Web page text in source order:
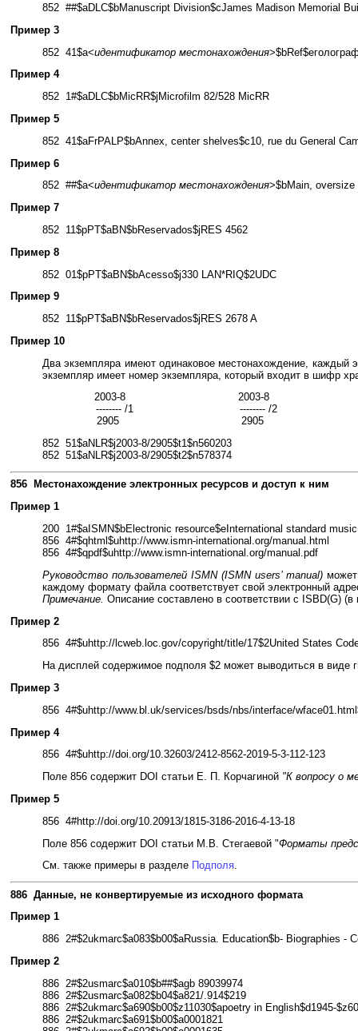
852 ##$aDLC$bManuscript Division$cJames Madison Memorial
Пример 3
852 41$a<идентификатор местонахождения
Пример 4
852 1#$aDLC$bMicRR$jMicrofilm 82/528 MicRR
Пример 5
852 41$aFrPALP$bAnnex, center shelves$c10, rue du General
Пример 6
852 ##$a<идентификатор местонахождения>$bMain, oversize
Пример 7
852 11$pPT$aBN$bReservados$jRES 4562
Пример 8
852 01$pPT$aBN$bAcesso$j330 LAN*RIQ$2UDC
Пример 9
852 11$pPT$aBN$bReservados$jRES 2678 A
Пример 10
Два экземпляра имеют одинаковое местонахождение, каждый
экземпляр имеет номер экземпляра, который входит в шифр
2003-8
-------- /1
2905
2003-8
-------- /2
2905
852 51$aNLR$j2003-8/2905$t1$n560203
852 51$aNLR$j2003-8/2905$t2$n578374
856 Местонахождение электронных ресурсов и доступ к ним
Пример 1
200 1#$aISMN$bElectronic resource$eInternational standard
856 4#$qhtml$uhttp://www.ismn-international.org/manual.html
856 4#$qpdf$uhttp://www.ismn-international.org/manual.pdf
Руководство пользователей ISMN (ISMN users’ manual)может
каждому формату файла соответствует свой электронный
Примечание. Описание составлено в соответствии с ISBD(G)
Пример 2
856 4#$uhttp://lcweb.loc.gov/copyright/title/17$2United States
На дисплей содержимое подполя $2 может выводиться в виде
Пример 3
856 4#$uhttp://www.bl.uk/services/bsds/nbs/interface/
Пример 4
856 4#$uhttp://doi.org/10.32603/2412-8562-2019-5-3-112-123
Поле 856 содержит DOI статьи Е. П. Корчагиной "К вопросу о
Пример 5
856 4#http://doi.org/10.20913/1815-3186-2016-4-13-18
Поле 856 содержит DOI статьи М.В. Стегаевой "Форматы
См. также примеры в разделе Подполя.
886 Данные, не конвертируемые из исходного формата
Пример 1
886 2#$2ukmarc$a083$b00$aRussia. Education$b- Biographies -
Пример 2
886 2#$2usmarc$a010$b##$agb 89039974
886 2#$2usmarc$a082$b04$a821/.914$219
886 2#$2ukmarc$a690$b00$z11030$apoetry in English$d1945-
886 2#$2ukmarc$a691$b00$a0001821